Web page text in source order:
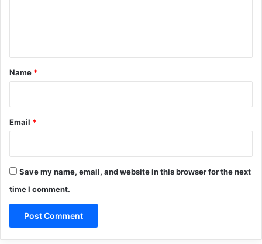
*
Name *
Email *
Save my name, email, and website in this browser for the next
time I comment.